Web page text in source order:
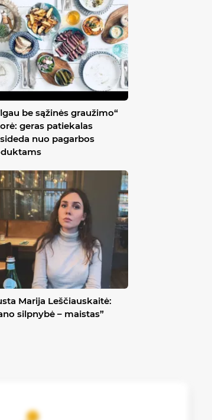
be sąžinės graužimo“
geras patiekalas
nuo pagarbos
Marija Leščiauskaitė:
silpnybė – maistas”